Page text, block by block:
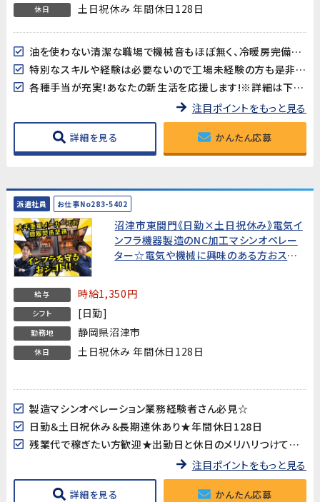
休日 土日祝休み 年間休日128日
油を使わない清潔な職場で機械音もほぼ無く、冷暖房完備で作業しやすい環境です♪
特別なスキルや経験は必要ないので工場未経験の方も是非チャレンジしてみてください！
各種手当が充実!あなたの新生活を応援します!※詳細は下記キャンペーン情報欄を御確認下さい。
注目ポイントをもっと見る
詳細を見る かんたん応募
派遣社員 お仕事No283-5402
沼津市東間門《日勤×土日祝休み》電気イ
ンフラ機器製造のNC加工マシンオペレー
ター☆電気や機械に興味のある方おスス
給与 時給1,350円
シフト [日勤]
勤務地 静岡県沼津市
休日 土日祝休み 年間休日128日
製造マシンオペレーション業務経験者さん必見☆
日勤＆土日祝休み＆長期連休あり★年間休日128日
残業代で稼ぎたい方歓迎★出勤日と休日のメリハリつけて働けます
注目ポイントをもっと見る
詳細を見る かんたん応募